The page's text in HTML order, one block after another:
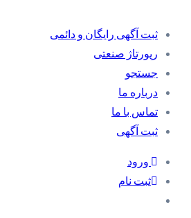
ثبت آگهی رایگان و دائمی
رپورتاژ صنعتی
جستجو
درباره ما
تماس با ما
ثبت آگهی
ورود
ثبت نام